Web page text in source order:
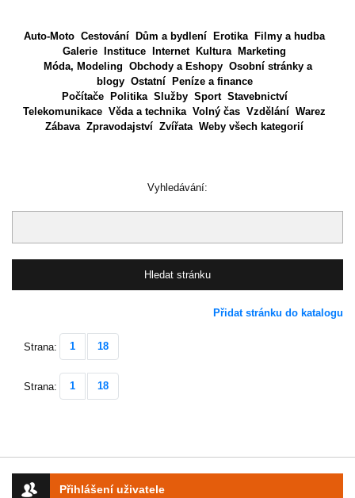
Přihlášení uživatele
Auto-Moto Cestování Dům a bydlení Erotika
Filmy a hudba
Galerie
Instituce Internet Kultura
Marketing
Móda, Modeling Obchody a Eshopy Osobní stránky a
blogy Ostatní
Peníze a finance
Počítače
Politika Služby Sport Stavebnictví
Telekomunikace Věda a technika Volný čas Vzdělání Warez
Zábava Zpravodajství Zvířata Weby všech kategorií
Vyhledávání:
Přidat stránku do katalogu
Strana: 1 18
Strana: 1 18